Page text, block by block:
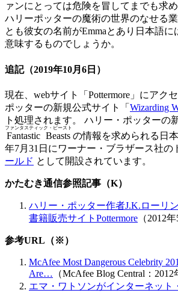
ァンにとっては危険を冒してまでも求
ハリーポッターの魔術の世界のなせる
とも彼女の名前がEmmaとあり日本語
意味するものでしょうか。
追記（2019年10月6日）
現在、webサイト「Pottermore」にアク
ポッターの新規公式サイト「 Wizarding
ト処理されます。 ハリー・ポッターの
Fantastic Beasts
ファンタスティック・ビースト
の情報を求められる日
年7月31日にワーナー・ブラザース社の
ールド として開設されています。
かたむき通信参照記事（K）
ハリー・ポッター作者J.K.ローリ
書籍販売サイトPottermore （2012
参考URL（※）
McAfee Most Dangerous Celebrity
Are… （McAfee Blog Central：2012
エマ・ワトソンがインターネット